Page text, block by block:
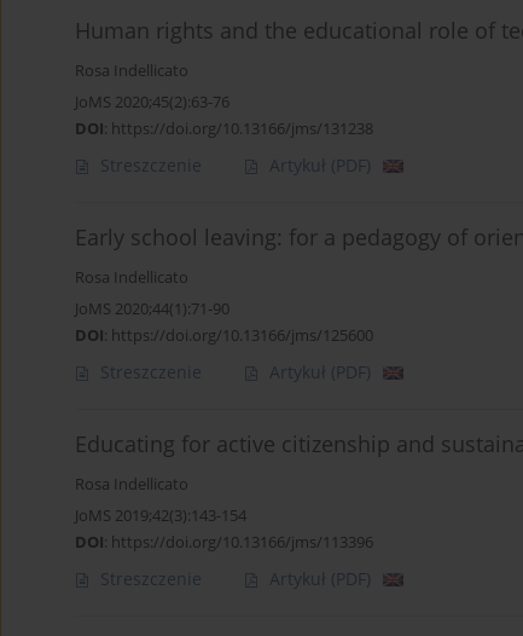
Human rights and the educational role of
Rosa Indellicato
JoMS 2020;45(2):63-76
DOI: https://doi.org/10.13166/jms/131238
Streszczenie Artykuł (PDF)
Early school leaving: for a pedagogy of
Rosa Indellicato
JoMS 2020;44(1):71-90
DOI: https://doi.org/10.13166/jms/125600
Streszczenie Artykuł (PDF)
Educating for active citizenship and
Rosa Indellicato
JoMS 2019;42(3):143-154
DOI: https://doi.org/10.13166/jms/113396
Streszczenie Artykuł (PDF)